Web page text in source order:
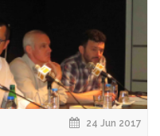
24 Jun 2017